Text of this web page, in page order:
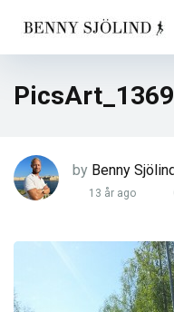
by Benny
13 år ago